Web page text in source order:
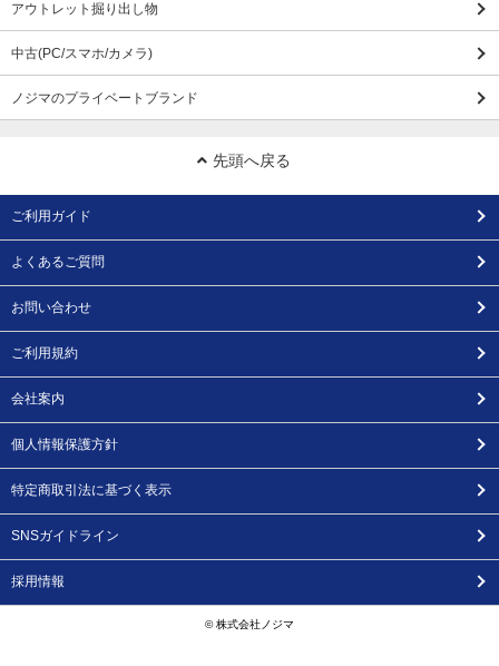
アウトレット掘り出し物
中古(PC/スマホ/カメラ)
ノジマのプライベートブランド
先頭へ戻る
ご利用ガイド
よくあるご質問
お問い合わせ
ご利用規約
会社案内
個人情報保護方針
特定商取引法に基づく表示
SNSガイドライン
採用情報
© 株式会社ノジマ